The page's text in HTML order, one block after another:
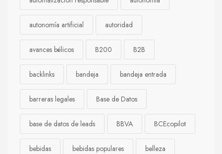
autonomía artificial autoridad
avances bélicos B200 B2B
backlinks bandeja bandeja entrada
barreras legales Base de Datos
base de datos de leads BBVA BCEcopilot
bebidas bebidas populares belleza